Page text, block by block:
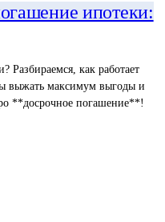
ипотеки:
Разбираемся, как работает
выжать максимум выгоды и
**досрочное погашение**!